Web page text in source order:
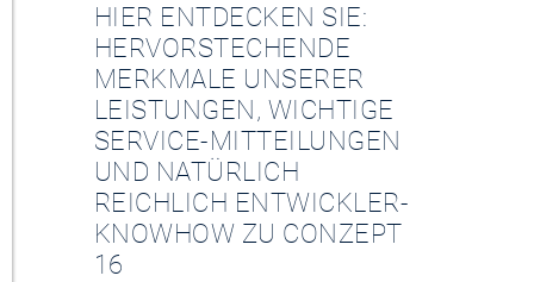
HIER ENTDECKEN SIE:
HERVORSTECHENDE
MERKMALE UNSERER
LEISTUNGEN, WICHTIGE
SERVICE-MITTEILUNGEN
UND NATÜRLICH
REICHLICH ENTWICKLER-
KNOWHOW ZU CONZEPT
16